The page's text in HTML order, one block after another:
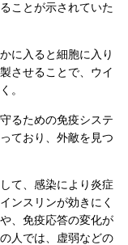
ことが示されていた
に入ると細胞に入り
させることで、ウイ
。
るための免疫システ
ており、外敵を見つ
て、感染により炎症
ンスリンが効きにく
、免疫応答の変化が
人では、虚弱などの